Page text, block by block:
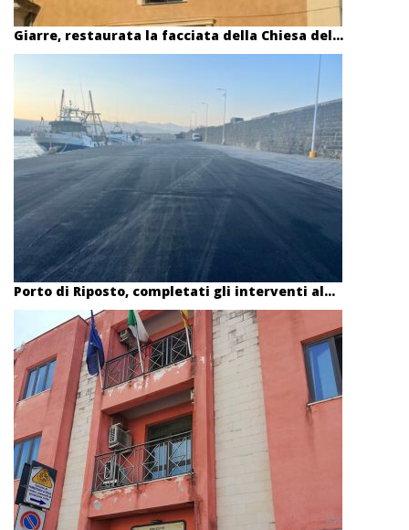
Giarre, restaurata la facciata della Chiesa del...
Porto di Riposto, completati gli interventi al...